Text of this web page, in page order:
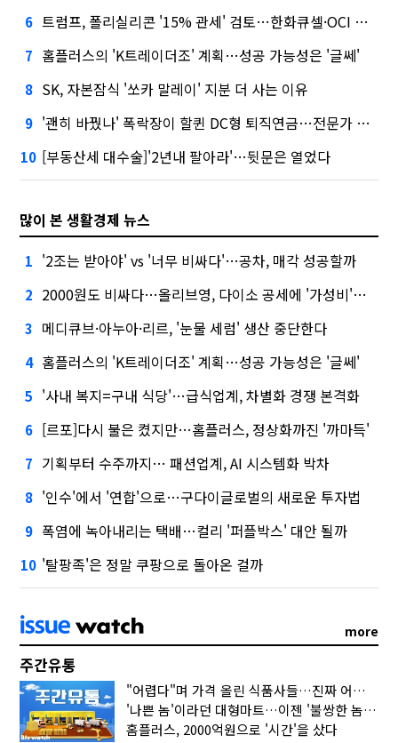
6 트럼프, 폴리실리콘 '15% 관세' 검토…한화큐셀·OCI 영향은?
7 홈플러스의 'K트레이더조' 계획…성공 가능성은 '글쎄'
8 SK, 자본잠식 '쏘카 말레이' 지분 더 사는 이유
9 '괜히 바꿨나' 폭락장이 할퀸 DC형 퇴직연금…전문가 조언은
10 [부동산세 대수술]'2년내 팔아라'…뒷문은 열었다
많이 본 생활경제 뉴스
1 '2조는 받아야' vs '너무 비싸다'…공차, 매각 성공할까
2 2000원도 비싸다…올리브영, 다이소 공세에 '가성비'로 맞불
3 메디큐브·아누아·리르, '눈물 세럼' 생산 중단한다
4 홈플러스의 'K트레이더조' 계획…성공 가능성은 '글쎄'
5 '사내 복지=구내 식당'…급식업계, 차별화 경쟁 본격화
6 [르포]다시 불은 켰지만…홈플러스, 정상화까진 '까마득'
7 기획부터 수주까지… 패션업계, AI 시스템화 박차
8 '인수'에서 '연합'으로…구다이글로벌의 새로운 투자법
9 폭염에 녹아내리는 택배…컬리 '퍼플박스' 대안 될까
10 '탈팡족'은 정말 쿠팡으로 돌아온 걸까
more
주간유통
"어렵다"며 가격 올린 식품사들…진짜 어려운 거 맞아?
'나쁜 놈'이라던 대형마트…이젠 '불쌍한 놈' 됐다
홈플러스, 2000억원으로 '시간'을 샀다